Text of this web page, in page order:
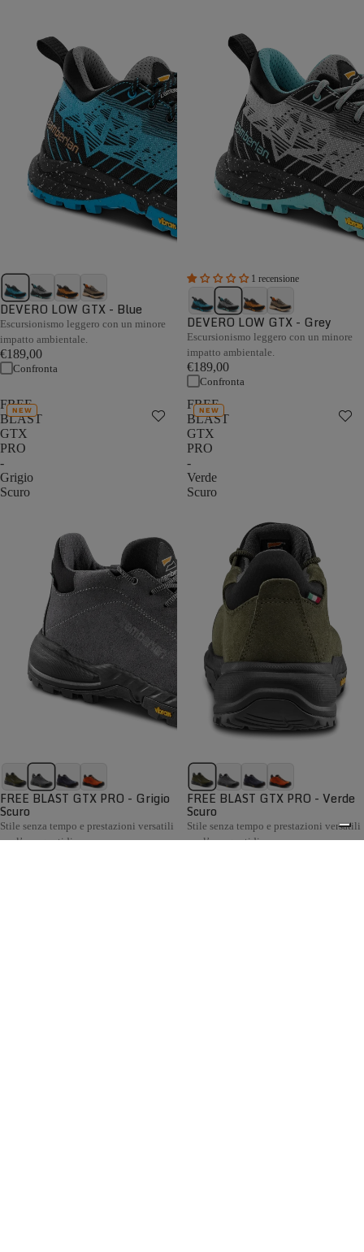
DEVERO LOW GTX - Blue
Escursionismo leggero con un minore
impatto ambientale.
€189,00
Confronta
1 recensione
DEVERO LOW GTX - Grey
Escursionismo leggero con un minore
impatto ambientale.
€189,00
Confronta
FREE
BLAST
GTX
PRO
-
Grigio
Scuro
NEW
FREE BLAST GTX PRO - Grigio
Scuro
Stile senza tempo e prestazioni versatili
per l’uso quotidiano
FREE
BLAST
GTX
PRO
-
Verde
Scuro
NEW
FREE BLAST GTX PRO - Verde
Scuro
Stile senza tempo e prestazioni versatili
per l’uso quotidiano